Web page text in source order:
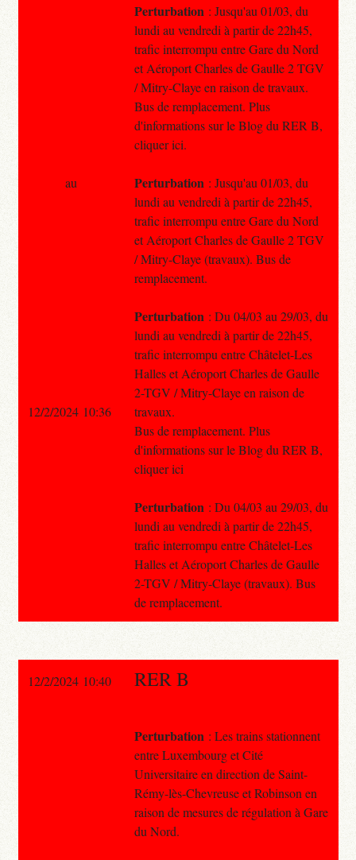
Perturbation : Jusqu'au 01/03, du
lundi au vendredi à partir de 22h45,
trafic interrompu entre Gare du Nord
et Aéroport Charles de Gaulle 2 TGV
/ Mitry-Claye en raison de travaux.
Bus de remplacement. Plus
d'informations sur le Blog du RER B,
cliquer ici.
Perturbation : Jusqu'au 01/03, du
lundi au vendredi à partir de 22h45,
trafic interrompu entre Gare du Nord
et Aéroport Charles de Gaulle 2 TGV
/ Mitry-Claye (travaux). Bus de
remplacement.
Perturbation : Du 04/03 au 29/03, du
lundi au vendredi à partir de 22h45,
trafic interrompu entre Châtelet-Les
Halles et Aéroport Charles de Gaulle
2-TGV / Mitry-Claye en raison de
travaux.
Bus de remplacement. Plus
d'informations sur le Blog du RER B,
cliquer ici
Perturbation : Du 04/03 au 29/03, du
lundi au vendredi à partir de 22h45,
trafic interrompu entre Châtelet-Les
Halles et Aéroport Charles de Gaulle
2-TGV / Mitry-Claye (travaux). Bus
de remplacement.
au
12/2/2024 10:36
12/2/2024 10:40 RER B
Perturbation : Les trains stationnent
entre Luxembourg et Cité
Universitaire en direction de Saint-
Rémy-lès-Chevreuse et Robinson en
raison de mesures de régulation à Gare
du Nord.